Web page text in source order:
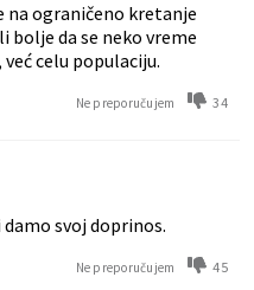
na ograničeno kretanje
bolje da se neko vreme
celu populaciju.
Ne preporučujem 34
svoj doprinos.
Ne preporučujem 45